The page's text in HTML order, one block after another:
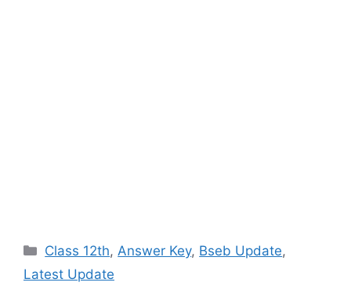
Categories
Class 12th,Answer Key, Bseb Update,
Latest Update